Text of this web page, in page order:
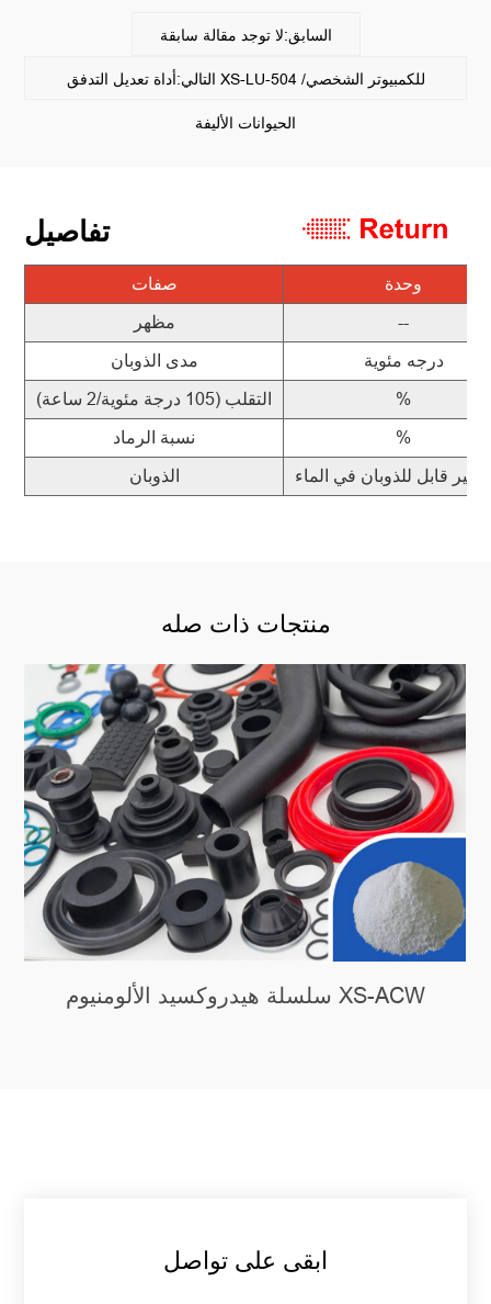
السابق:لا توجد مقالة سابقة
التالي:أداة تعديل التدفق XS-LU-504 للكمبيوتر الشخصي/
الحيوانات الأليفة
تفاصيل
صفات وحدة
مظهر --
مدى الذوبان درجه مئوية
التقلب (105 درجة مئوية/2 ساعة) %
نسبة الرماد %
الذوبان غير قابل للذوبان في الماء
منتجات ذات صله
سلسلة هيدروكسيد الألومنيوم XS-ACW
ابقى على تواصل